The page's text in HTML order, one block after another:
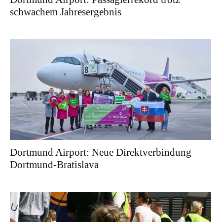
schwachem Jahresergebnis
Dortmund Airport: Neue Direktverbindung
Dortmund-Bratislava